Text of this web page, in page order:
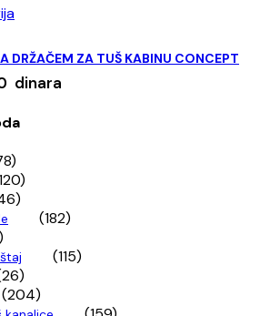
DRŽAČEM ZA TUŠ KABINU CONCEPT
dinara
(182)
(115)
(204)